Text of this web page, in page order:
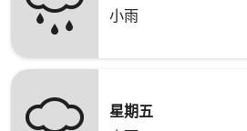
小雨
星期五